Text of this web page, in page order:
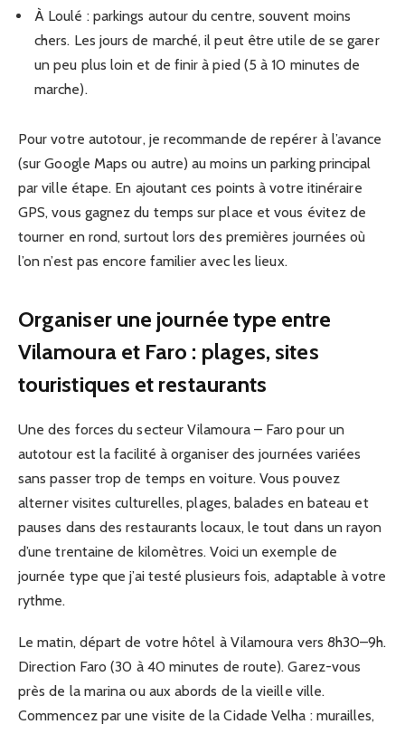
À Loulé : parkings autour du centre, souvent moins
chers. Les jours de marché, il peut être utile de se garer
un peu plus loin et de finir à pied (5 à 10 minutes de
marche).
Pour votre autotour, je recommande de repérer à l’avance
(sur Google Maps ou autre) au moins un parking principal
par ville étape. En ajoutant ces points à votre itinéraire
GPS, vous gagnez du temps sur place et vous évitez de
tourner en rond, surtout lors des premières journées où
l’on n’est pas encore familier avec les lieux.
Organiser une journée type entre
Vilamoura et Faro : plages, sites
touristiques et restaurants
Une des forces du secteur Vilamoura – Faro pour un
autotour est la facilité à organiser des journées variées
sans passer trop de temps en voiture. Vous pouvez
alterner visites culturelles, plages, balades en bateau et
pauses dans des restaurants locaux, le tout dans un rayon
d’une trentaine de kilomètres. Voici un exemple de
journée type que j’ai testé plusieurs fois, adaptable à votre
rythme.
Le matin, départ de votre hôtel à Vilamoura vers 8h30–9h.
Direction Faro (30 à 40 minutes de route). Garez-vous
près de la marina ou aux abords de la vieille ville.
Commencez par une visite de la Cidade Velha : murailles,